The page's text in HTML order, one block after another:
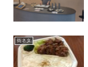
街ネタ